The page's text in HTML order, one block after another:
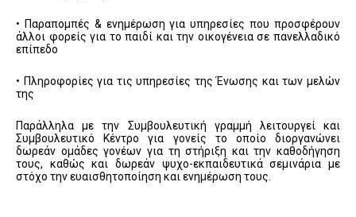
• Παραπομπές & ενημέρωση για υπηρεσίες που προσφέρουν
άλλοι φορείς για το παιδί και την οικογένεια σε πανελλαδικό
επίπεδο
• Πληροφορίες για τις υπηρεσίες της Ένωσης και των μελών
της
Παράλληλα με την Συμβουλευτική γραμμή λειτουργεί και
Συμβουλευτικό Κέντρο για γονείς το οποίο διοργανώνει
δωρεάν ομάδες γονέων για τη στήριξη και την καθοδήγηση
τους, καθώς και δωρεάν ψυχο-εκπαιδευτικά σεμινάρια με
στόχο την ευαισθητοποίηση και ενημέρωση τους.